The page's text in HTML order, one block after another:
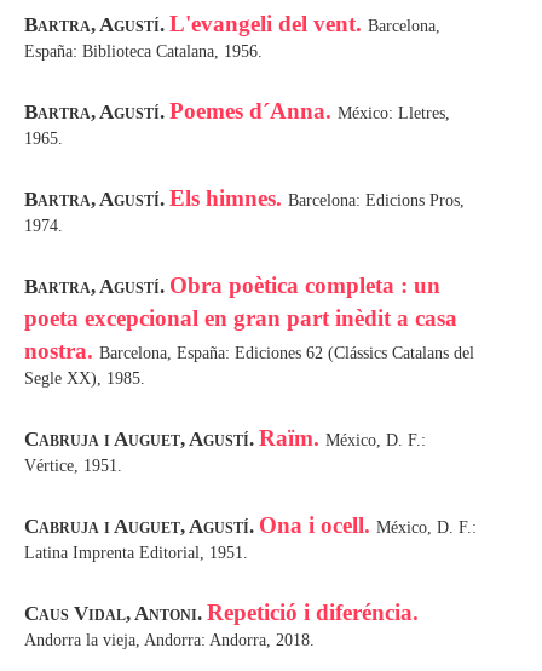
Bartra, Agustí. L'evangeli del vent. Barcelona,
España: Biblioteca Catalana, 1956.
Bartra, Agustí. Poemes d´Anna. México: Lletres,
1965.
Bartra, Agustí. Els himnes. Barcelona: Edicions Pros,
1974.
Bartra, Agustí. Obra poètica completa : un
poeta excepcional en gran part inèdit a casa
nostra. Barcelona, España: Ediciones 62 (Clássics Catalans del
Segle XX), 1985.
Cabruja i Auguet, Agustí. Raïm. México, D. F.:
Vértice, 1951.
Cabruja i Auguet, Agustí. Ona i ocell. México, D. F.:
Latina Imprenta Editorial, 1951.
Caus Vidal, Antoni. Repetició i diferéncia.
Andorra la vieja, Andorra: Andorra, 2018.